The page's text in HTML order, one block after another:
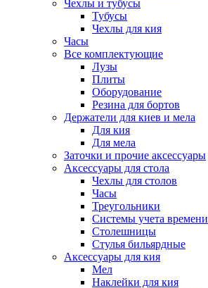
Чехлы и тубусы
Тубусы
Чехлы для кия
Часы
Все комплектующие
Лузы
Плиты
Оборудование
Резина для бортов
Держатели для киев и мела
Для кия
Для мела
Заточки и прочие аксессуары
Аксессуары для стола
Чехлы для столов
Часы
Треугольники
Системы учета времени
Столешницы
Стулья бильярдные
Аксессуары для кия
Мел
Наклейки для кия